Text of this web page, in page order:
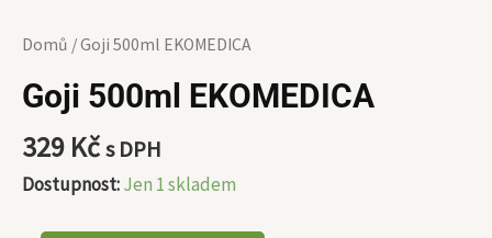
Domů / Goji 500ml EKOMEDICA
Goji 500ml EKOMEDICA
329 Kčs DPH
Dostupnost:Jen 1 skladem